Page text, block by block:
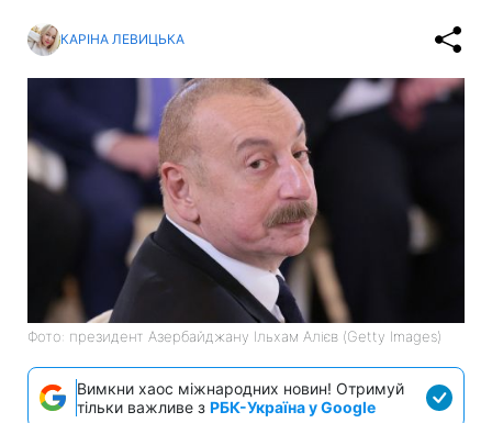
КАРІНА ЛЕВИЦЬКА
Фото: президент Азербайджану Ільхам Алієв (Getty Images)
Вимкни хаос міжнародних новин! Отримуй
тільки важливе з РБК-Україна у Google